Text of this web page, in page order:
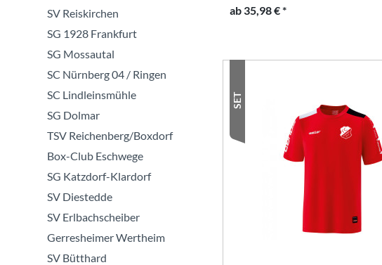
SV Reiskirchen
SG 1928 Frankfurt
SG Mossautal
SC Nürnberg 04 / Ringen
SC Lindleinsmühle
SG Dolmar
TSV Reichenberg/Boxdorf
Box-Club Eschwege
SG Katzdorf-Klardorf
SV Diestedde
SV Erlbachscheiber
Gerresheimer Wertheim
SV Bütthard
ab 35,98 € *
SET